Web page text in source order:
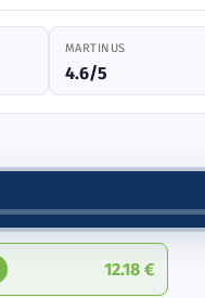
MARTINUS
4.6/5
12.18 €